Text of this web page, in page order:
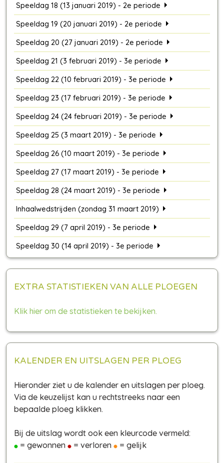
Speeldag 18 (13 januari 2019) - 2e periode
Speeldag 19 (20 januari 2019) - 2e periode
Speeldag 20 (27 januari 2019) - 2e periode
Speeldag 21 (3 februari 2019) - 3e periode
Speeldag 22 (10 februari 2019) - 3e periode
Speeldag 23 (17 februari 2019) - 3e periode
Speeldag 24 (24 februari 2019) - 3e periode
Speeldag 25 (3 maart 2019) - 3e periode
Speeldag 26 (10 maart 2019) - 3e periode
Speeldag 27 (17 maart 2019) - 3e periode
Speeldag 28 (24 maart 2019) - 3e periode
Inhaalwedstrijden (zondag 31 maart 2019)
Speeldag 29 (7 april 2019) - 3e periode
Speeldag 30 (14 april 2019) - 3e periode
EXTRA STATISTIEKEN VAN ALLE PLOEGEN
Klik hier om de statistieken te bekijken.
KALENDER EN UITSLAGEN PER PLOEG
Hieronder ziet u de kalender en uitslagen per ploeg.
Via de keuzelijst kan u rechtstreeks naar een
bepaalde ploeg klikken.
Bij de uitslag wordt ook een kleurcode vermeld:
= gewonnen
= verloren = gelijk